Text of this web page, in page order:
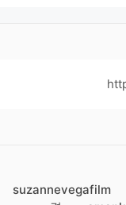
suzannevegafilm